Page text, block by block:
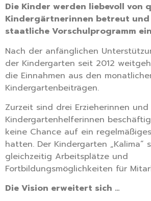
Die Kinder werden liebevoll von
Kindergärtnerinnen betreut
staatliche Vorschulprogramm
Nach der anfänglichen
der Kindergarten seit 2012
die Einnahmen aus den
Kindergartenbeiträgen.
Zurzeit sind drei Erzieherinnen und
Kindergartenhelferinnen
keine Chance auf ein
hatten. Der Kindergarten „Kalima“
gleichzeitig Arbeitsplätze und
Fortbildungsmöglichkeiten für
Die Vision erweitert sich …